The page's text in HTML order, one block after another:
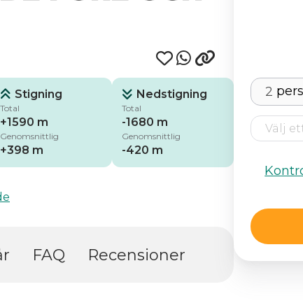
Stigning
Total
+1590 m
Genomsnittlig
+398 m
Nedstigning
Total
-1680 m
Genomsnittlig
-420 m
FAQ Recensioner